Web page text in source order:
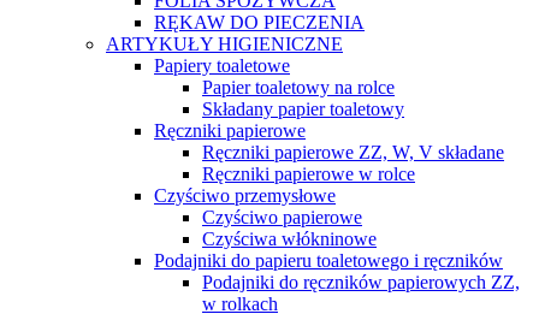
RĘKAW DO PIECZENIA
ARTYKUŁY HIGIENICZNE
Papiery toaletowe
Papier toaletowy na rolce
Składany papier toaletowy
Ręczniki papierowe
Ręczniki papierowe ZZ, W, V składane
Ręczniki papierowe w rolce
Czyściwo przemysłowe
Czyściwo papierowe
Czyściwa włókninowe
Podajniki do papieru toaletowego i ręczników
Podajniki do ręczników papierowych ZZ,
w rolkach